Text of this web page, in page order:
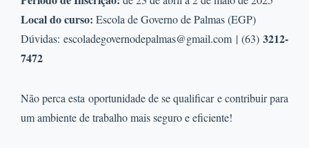
Local do curso: Escola de Governo de Palmas (EGP)
Dúvidas: escoladegovernodepalmas@gmail.com | (63) 3212-
7472
Não perca esta oportunidade de se qualificar e contribuir para
um ambiente de trabalho mais seguro e eficiente!